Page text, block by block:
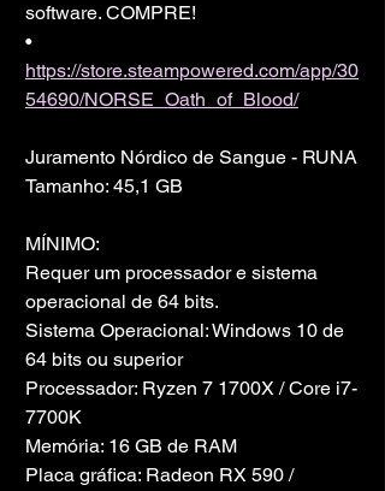
software. COMPRE!
•
https://store.steampowered.com/app/30
54690/NORSE_Oath_of_Blood/
Juramento Nórdico de Sangue - RUNA
Tamanho: 45,1 GB
MÍNIMO:
Requer um processador e sistema
operacional de 64 bits.
Sistema Operacional: Windows 10 de
64 bits ou superior
Processador: Ryzen 7 1700X / Core i7-
7700K
Memória: 16 GB de RAM
Placa gráfica: Radeon RX 590 /